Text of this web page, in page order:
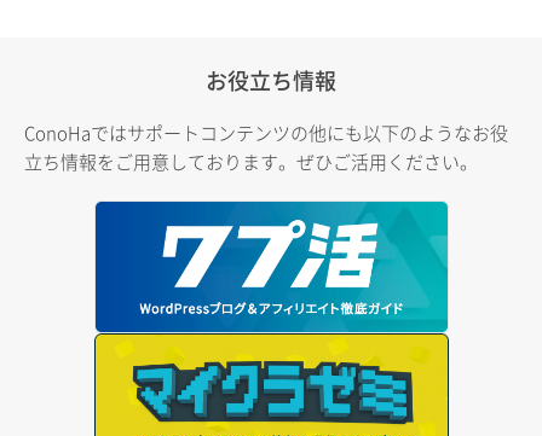
お役立ち情報
ConoHaではサポートコンテンツの他にも以下のようなお役
立ち情報をご用意しております。ぜひご活用ください。